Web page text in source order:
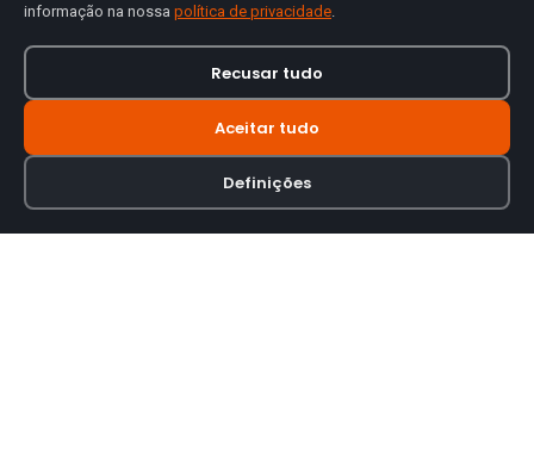
informação na nossa política de privacidade.
Recusar tudo
Aceitar tudo
Definições